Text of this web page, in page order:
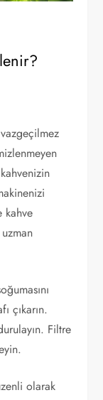
kahve
çıkarın.
Filtre
olarak